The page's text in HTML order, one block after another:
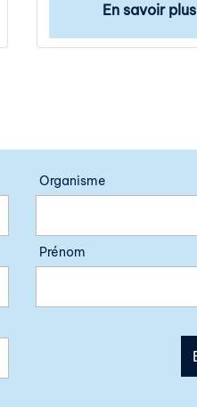
En savoir plus
Organisme
Prénom